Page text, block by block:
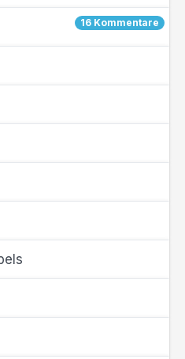
16 Kommentare